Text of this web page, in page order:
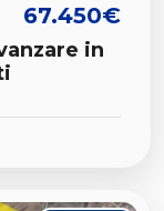
in
67.450€